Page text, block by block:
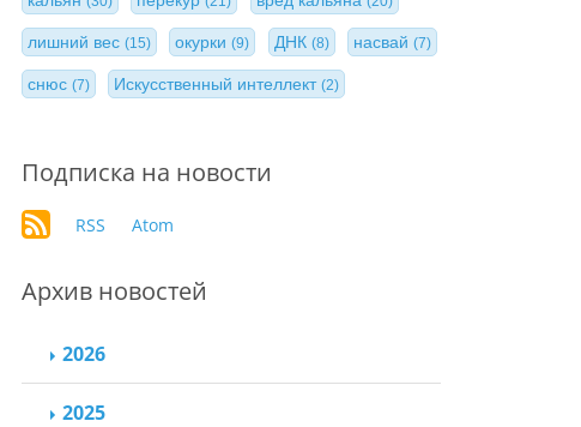
лишний вес (15) окурки(9) ДНК (8) насвай(7)
снюс (7) Искусственный интеллект(2)
Подписка на новости
RSS Atom
Архив новостей
2026
2025